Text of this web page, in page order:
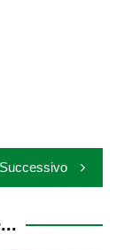
Successivo